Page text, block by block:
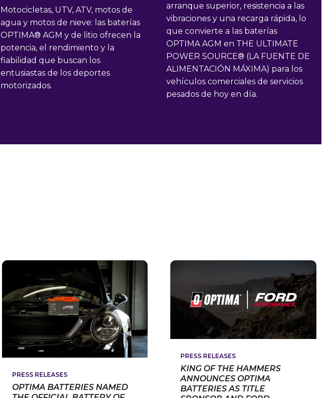
Motocicletas, UTV, ATV, motos de
agua y motos de nieve: las baterías
OPTIMA® AGM y de litio ofrecen la
potencia, el rendimiento y la
fiabilidad que buscan los
entusiastas de los deportes
motorizados.
arranque superior, resistencia a las
vibraciones y una recarga rápida, lo
que convierte a las baterías
OPTIMA AGM en THE ULTIMATE
POWER SOURCE® (LA FUENTE DE
ALIMENTACIÓN MÁXIMA) para los
vehículos comerciales de servicios
pesados de hoy en día.
PRESS RELEASES
OPTIMA BATTERIES NAMED
PRESS RELEASES
KING OF THE HAMMERS
ANNOUNCES OPTIMA
BATTERIES AS TITLE